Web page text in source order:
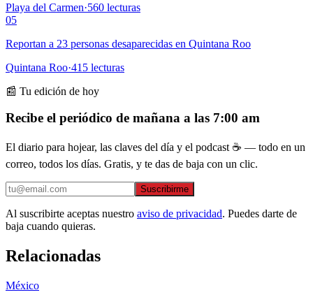
Playa del Carmen·560 lecturas
05
Reportan a 23 personas desaparecidas en Quintana Roo
Quintana Roo·415 lecturas
📰 Tu edición de hoy
Recibe el periódico de mañana a las 7:00 am
El diario para hojear, las claves del día y el podcast ☕ — todo en un
correo, todos los días. Gratis, y te das de baja con un clic.
Suscribirme
Al suscribirte aceptas nuestro aviso de privacidad. Puedes darte de
baja cuando quieras.
Relacionadas
México